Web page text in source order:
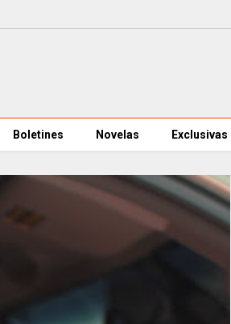
Boletines Novelas Exclusivas